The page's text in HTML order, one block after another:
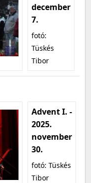
december
7.
fotó:
Tüskés
Tibor
Advent I. -
2025.
november
30.
fotó: Tüskés
Tibor